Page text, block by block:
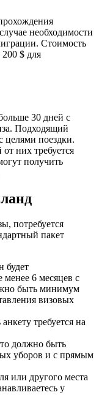
необходимости
Стоимость
$ для
30 дней с
Подходящий
целями поездки.
них требуется
получить
потребуется
пакет
будет
6 месяцев с
быть минимум
визовых
требуется на
должно быть
уборов и с прямым
или другого места
у